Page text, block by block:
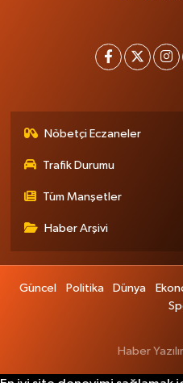
Nöbetçi Eczaneler
Trafik Durumu
Tüm Manşetler
Haber Arşivi
Güncel Politika Dünya
Haber